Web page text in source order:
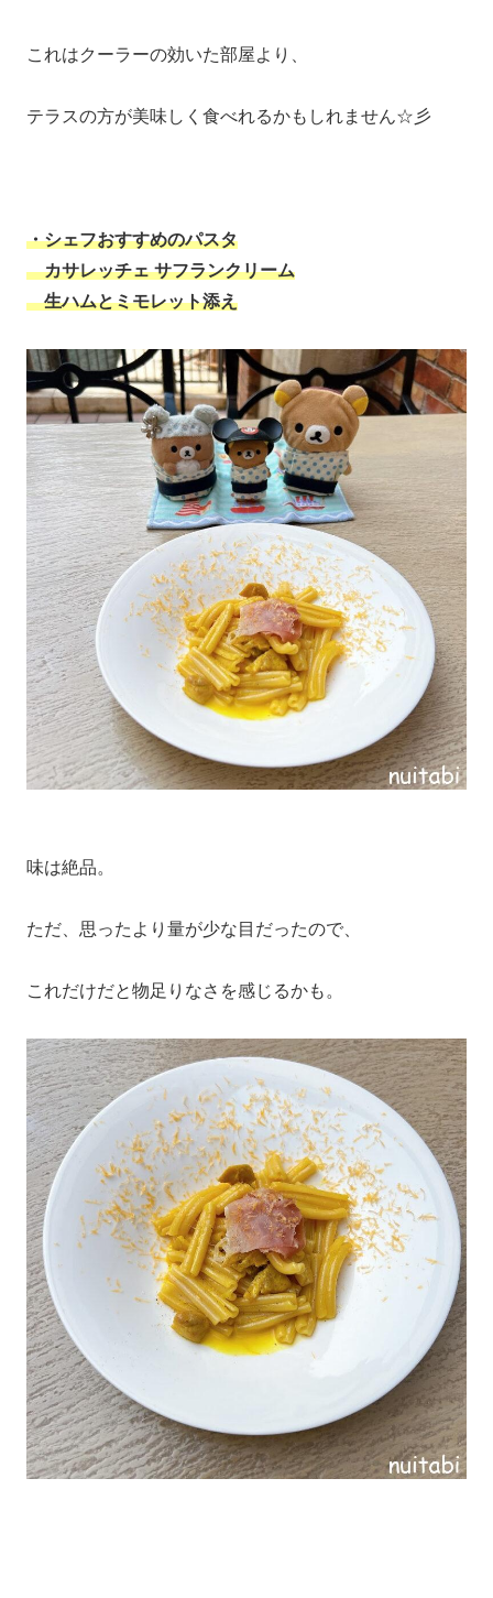
これはクーラーの効いた部屋より、
テラスの方が美味しく食べれるかもしれません☆彡
・シェフおすすめのパスタ
カサレッチェ サフランクリーム
生ハムとミモレット添え
味は絶品。
ただ、思ったより量が少な目だったので、
これだけだと物足りなさを感じるかも。